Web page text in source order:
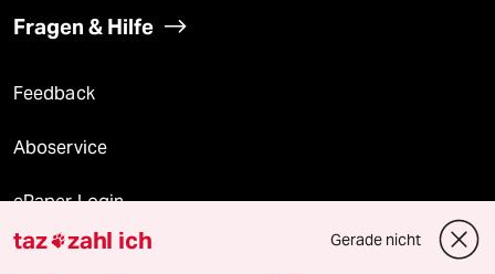
Fragen & Hilfe
Feedback
Aboservice
ePaper Login
Downloads für Abonnierende
taz zahl ich Gerade nicht